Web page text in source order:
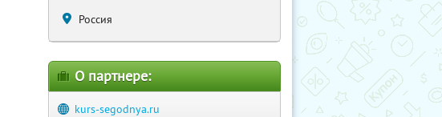
Россия
О партнере:
kurs-segodnya.ru